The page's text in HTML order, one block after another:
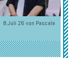
8.Juli 26 von Pascale